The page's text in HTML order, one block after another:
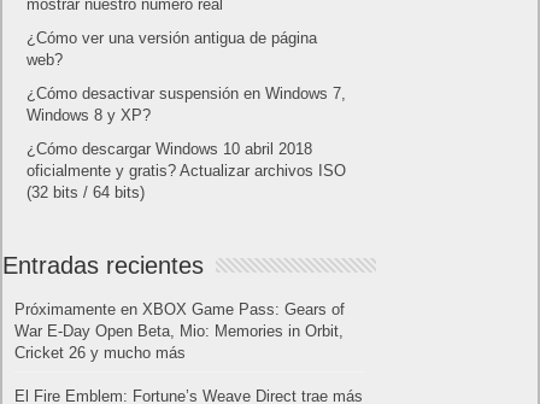
mostrar nuestro número real
¿Cómo ver una versión antigua de página
web?
¿Cómo desactivar suspensión en Windows 7,
Windows 8 y XP?
¿Cómo descargar Windows 10 abril 2018
oficialmente y gratis? Actualizar archivos ISO
(32 bits / 64 bits)
Entradas recientes
Próximamente en XBOX Game Pass: Gears of
War E-Day Open Beta, Mio: Memories in Orbit,
Cricket 26 y mucho más
El Fire Emblem: Fortune’s Weave Direct trae más